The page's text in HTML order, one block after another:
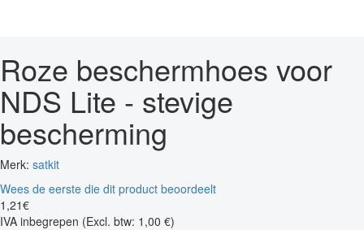
Roze beschermhoes voor
NDS Lite - stevige
bescherming
Merk: satkit
Wees de eerste die dit product beoordeelt
1 ,21€
IVA inbegrepen (Excl. btw: 1,00 €)